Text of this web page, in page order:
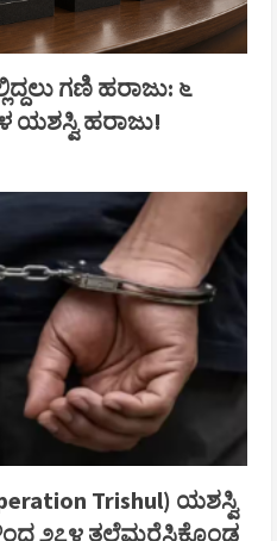
ಗಣಿ ಹರಾಜು: ೬
ಯಶಸ್ವಿ ಹರಾಜು!
Trishul) ಯಶಸ್ವಿ
೨೭೪ ತಲೆಮರೆಸಿಕೊಂಡ